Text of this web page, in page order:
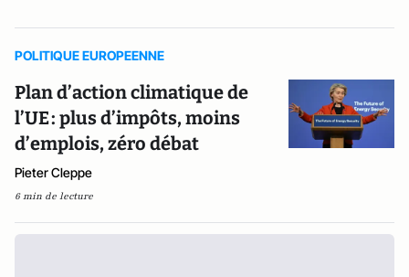
POLITIQUE EUROPEENNE
Plan d’action climatique de
l’UE : plus d’impôts, moins
d’emplois, zéro débat
Pieter Cleppe
6 min de lecture